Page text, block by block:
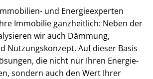
und Energieexperten
Immobilie ganzheitlich: Neben der
wir auch Dämmung,
Nutzungskonzept. Auf dieser Basis
die nicht nur Ihren En­er­gie­
sondern auch den Wert Ihrer